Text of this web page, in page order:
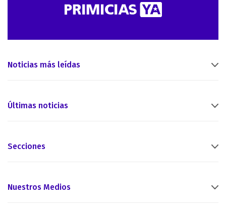
Noticias más leídas
Últimas noticias
Secciones
Nuestros Medios